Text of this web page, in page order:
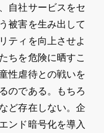
自社サービスをセ
被害を生み出して
ティを向上させよ
ちを危険に晒すこ
性虐待との戦いを
のである。もちろ
ど存在しない。企
ンド暗号化を導入